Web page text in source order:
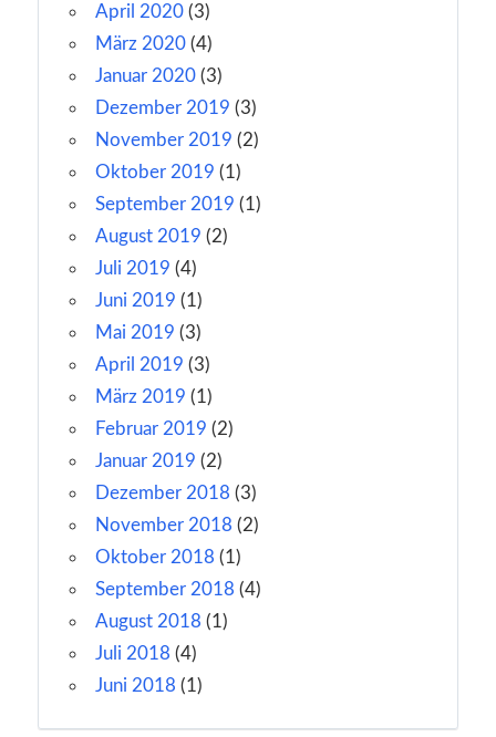
April 2020 (3)
März 2020 (4)
Januar 2020 (3)
Dezember 2019 (3)
November 2019 (2)
Oktober 2019 (1)
September 2019 (1)
August 2019 (2)
Juli 2019 (4)
Juni 2019 (1)
Mai 2019 (3)
April 2019 (3)
März 2019 (1)
Februar 2019 (2)
Januar 2019 (2)
Dezember 2018 (3)
November 2018 (2)
Oktober 2018 (1)
September 2018 (4)
August 2018 (1)
Juli 2018 (4)
Juni 2018 (1)